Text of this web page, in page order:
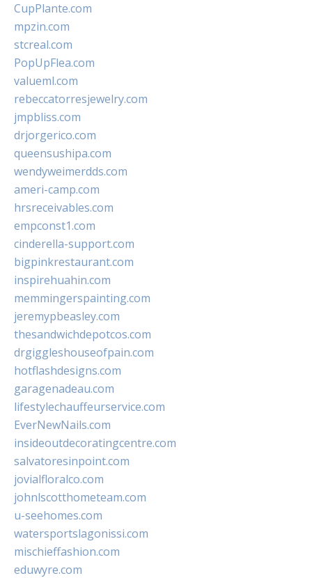
CupPlante.com
mpzin.com
stcreal.com
PopUpFlea.com
valueml.com
rebeccatorresjewelry.com
jmpbliss.com
drjorgerico.com
queensushipa.com
wendyweimerdds.com
ameri-camp.com
hrsreceivables.com
empconst1.com
cinderella-support.com
bigpinkrestaurant.com
inspirehuahin.com
memmingerspainting.com
jeremypbeasley.com
thesandwichdepotcos.com
drgiggleshouseofpain.com
hotflashdesigns.com
garagenadeau.com
lifestylechauffeurservice.com
EverNewNails.com
insideoutdecoratingcentre.com
salvatoresinpoint.com
jovialfloralco.com
johnlscotthometeam.com
u-seehomes.com
watersportslagonissi.com
mischieffashion.com
eduwyre.com